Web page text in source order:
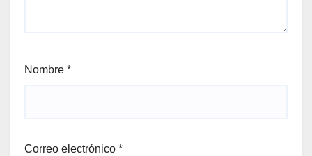
Nombre *
Correo electrónico *